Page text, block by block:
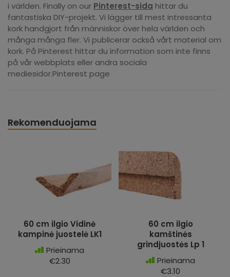
i världen. Finally on our Pinterest-sida hittar du
fantastiska DIY-projekt. Vi lägger till mest intressanta
kork handgjort från människor över hela världen och
många många fler. Vi publicerar också vårt material om
kork. På Pinterest hittar du information som inte finns
på vår webbplats eller andra sociala
mediesidor.Pinterest page
Rekomenduojama
60 cm ilgio Vidinė
kampinė juostelė LK1
Prieinama
€2.30
60 cm ilgio
kamštinės
grindjuostės Lp 1
Prieinama
€3.10